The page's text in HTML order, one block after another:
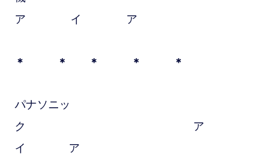
ア イ ア
＊ ＊ ＊ ＊ ＊
パナソニッ
ク ア
イ ア